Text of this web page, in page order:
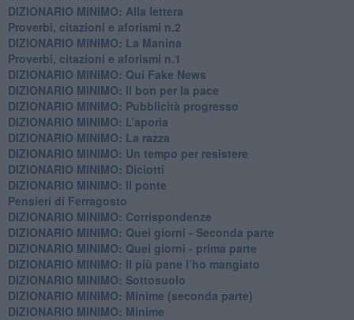
​DIZIONARIO MINIMO: Alla lettera
Proverbi, citazioni e aforismi n.2
DIZIONARIO MINIMO: La Manina
​Proverbi, citazioni e aforismi n.1
DIZIONARIO MINIMO: Qui Fake News
DIZIONARIO MINIMO: ​Il bon per la pace
DIZIONARIO MINIMO: Pubblicità progresso
DIZIONARIO MINIMO: L’aporìa
DIZIONARIO MINIMO: La razza
DIZIONARIO MINIMO: Un tempo per resistere
DIZIONARIO MINIMO: Diciotti
DIZIONARIO MINIMO: Il ponte
Pensieri di Ferragosto
DIZIONARIO MINIMO: Corrispondenze
DIZIONARIO MINIMO: Quei giorni - Seconda parte
DIZIONARIO MINIMO: Quei giorni - prima parte
DIZIONARIO MINIMO: Il più pane l’ho mangiato
DIZIONARIO MINIMO: Sottosuolo
DIZIONARIO MINIMO: Minime (seconda parte)
DIZIONARIO MINIMO: Minime